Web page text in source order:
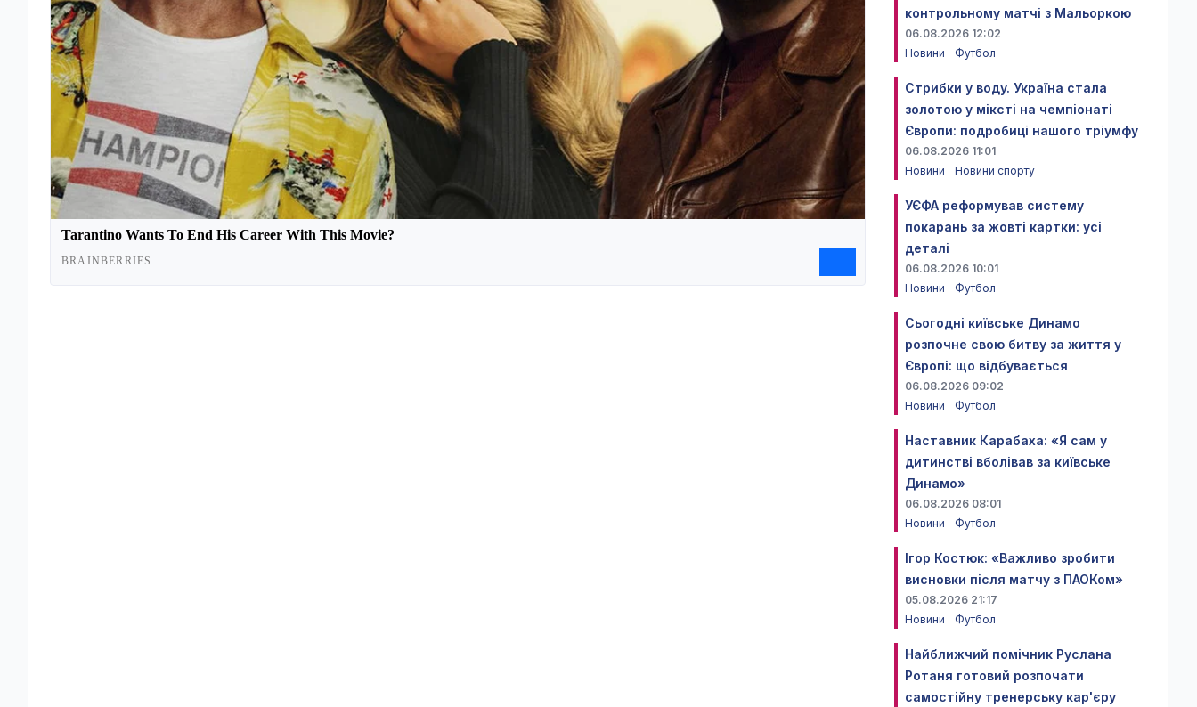
контрольному матчі з Мальоркою
06.08.2026 12:02
Новини
Футбол
Стрибки у воду. Україна стала
золотою у міксті на чемпіонаті
Європи: подробиці нашого тріумфу
06.08.2026 11:01
Новини
Новини спорту
УЄФА реформував систему
покарань за жовті картки: усі
деталі
06.08.2026 10:01
Новини
Футбол
Сьогодні київське Динамо
розпочне свою битву за життя у
Європі: що відбувається
06.08.2026 09:02
Новини
Футбол
Наставник Карабаха: «Я сам у
дитинстві вболівав за київське
Динамо»
06.08.2026 08:01
Новини
Футбол
Ігор Костюк: «Важливо зробити
висновки після матчу з ПАОКом»
05.08.2026 21:17
Новини
Футбол
Найближчий помічник Руслана
Ротаня готовий розпочати
самостійну тренерську кар'єру